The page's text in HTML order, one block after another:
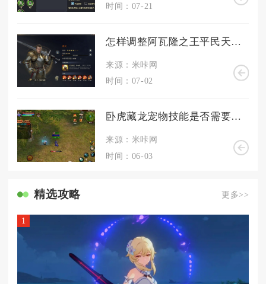
时间：07-21
怎样调整阿瓦隆之王平民天赋的加点方案
来源：米咔网
时间：07-02
卧虎藏龙宠物技能是否需要特定等级才能解锁
来源：米咔网
时间：06-03
精选攻略 更多>>
1